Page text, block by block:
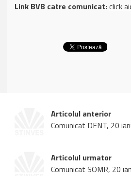
Link BVB catre comunicat:click
Articolul anterior
Comunicat DENT, 20
Articolul urmator
Comunicat SOMR, 20